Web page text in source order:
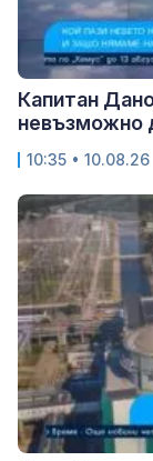
Капитан
невъзможно
10:35 • 10.08.26